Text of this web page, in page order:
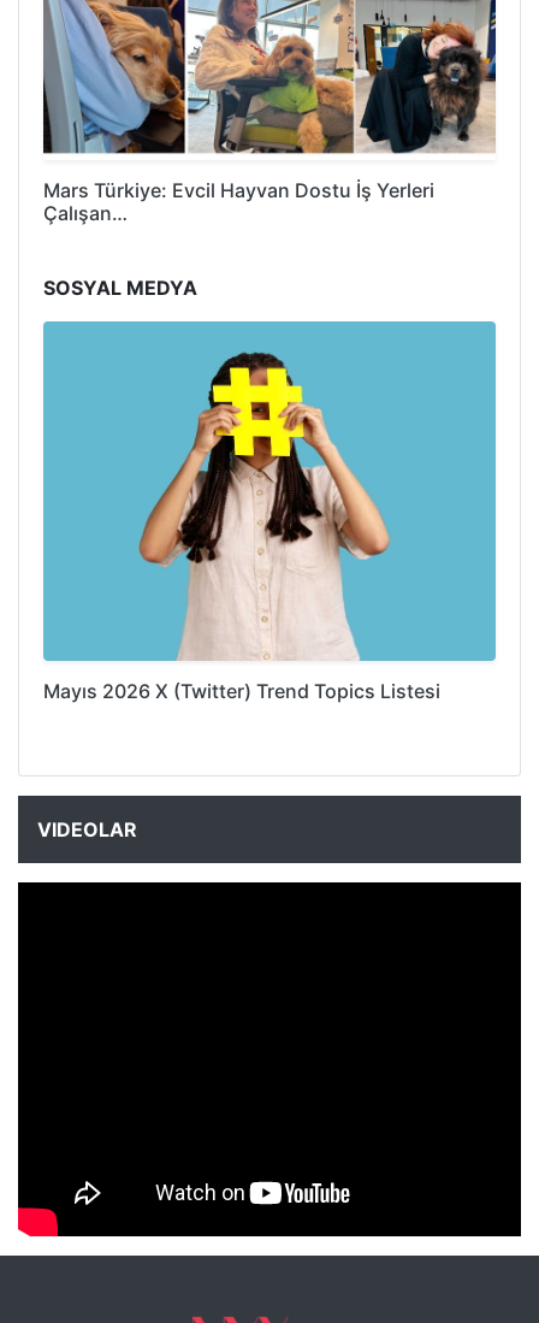
Mars Türkiye: Evcil Hayvan Dostu İş Yerleri
Çalışan…
SOSYAL MEDYA
Mayıs 2026 X (Twitter) Trend Topics Listesi
VIDEOLAR
NYXmag 2. Yaş Kutlama Etkinliği